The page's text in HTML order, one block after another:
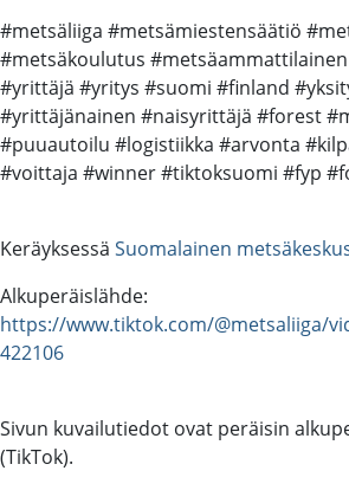
#metsäliiga #metsämiestensäätiö
#metsäkoulutus
#yrittäjä #yritys #suomi #finland
#yrittäjänainen #naisyrittäjä #forest
#puuautoilu #logistiikka #arvonta
#voittaja #winner #tiktoksuomi #fyp
Keräyksessä Suomalainen
Alkuperäislähde:
https://www.tiktok.com/@metsaliiga/
422106
Sivun kuvailutiedot ovat peräisin
(TikTok).